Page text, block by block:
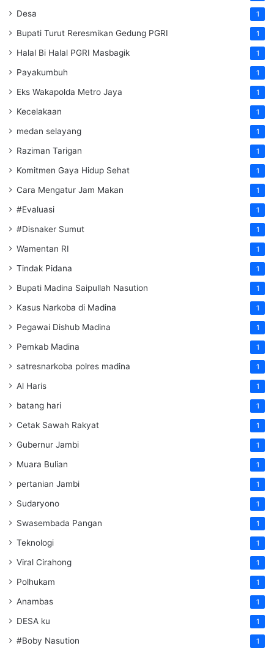
Desa 1
Bupati Turut Reresmikan Gedung PGRI 1
Halal Bi Halal PGRI Masbagik 1
Payakumbuh 1
Eks Wakapolda Metro Jaya 1
Kecelakaan 1
medan selayang 1
Raziman Tarigan 1
Komitmen Gaya Hidup Sehat 1
Cara Mengatur Jam Makan 1
#Evaluasi 1
#Disnaker Sumut 1
Wamentan RI 1
Tindak Pidana 1
Bupati Madina Saipullah Nasution 1
Kasus Narkoba di Madina 1
Pegawai Dishub Madina 1
Pemkab Madina 1
satresnarkoba polres madina 1
Al Haris 1
batang hari 1
Cetak Sawah Rakyat 1
Gubernur Jambi 1
Muara Bulian 1
pertanian Jambi 1
Sudaryono 1
Swasembada Pangan 1
Teknologi 1
Viral Cirahong 1
Polhukam 1
Anambas 1
DESA ku 1
#Boby Nasution 1